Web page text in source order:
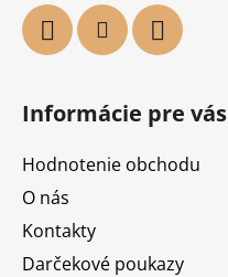
Informácie pre vás
Hodnotenie obchodu
O nás
Kontakty
Darčekové poukazy